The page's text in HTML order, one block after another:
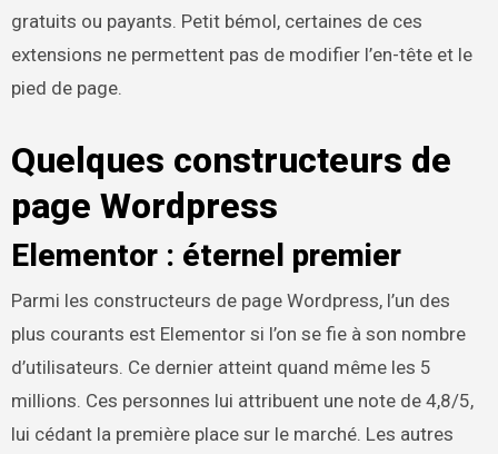
gratuits ou payants. Petit bémol, certaines de ces
extensions ne permettent pas de modifier l’en-tête et le
pied de page.
Quelques constructeurs de
page Wordpress
Elementor : éternel premier
Parmi les constructeurs de page Wordpress, l’un des
plus courants est Elementor si l’on se fie à son nombre
d’utilisateurs. Ce dernier atteint quand même les 5
millions. Ces personnes lui attribuent une note de 4,8/5,
lui cédant la première place sur le marché. Les autres